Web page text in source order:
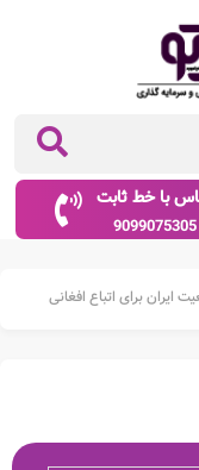
با خط ثابت
9099075305
ایران برای اتباع افغانی